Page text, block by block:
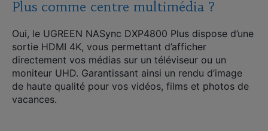
Plus comme centre multimédia ?
Oui, le UGREEN NASync DXP4800 Plus dispose d’une
sortie HDMI 4K, vous permettant d’afficher
directement vos médias sur un téléviseur ou un
moniteur UHD. Garantissant ainsi un rendu d’image
de haute qualité pour vos vidéos, films et photos de
vacances.